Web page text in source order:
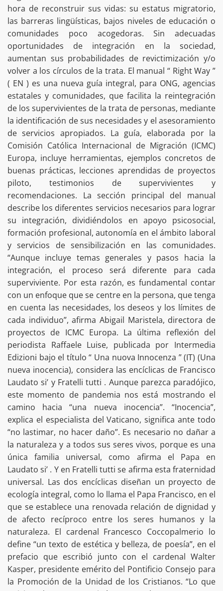
hora de reconstruir sus vidas: su estatus migratorio,
las barreras lingüísticas, bajos niveles de educación o
comunidades poco acogedoras. Sin adecuadas
oportunidades de integración en la sociedad,
aumentan sus probabilidades de revictimización y/o
volver a los círculos de la trata. El manual “ Right Way ”
( EN ) es una nueva guía integral, para ONG, agencias
estatales y comunidades, que facilita la reintegración
de los supervivientes de la trata de personas, mediante
la identificación de sus necesidades y el asesoramiento
de servicios apropiados. La guía, elaborada por la
Comisión Católica Internacional de Migración (ICMC)
Europa, incluye herramientas, ejemplos concretos de
buenas prácticas, lecciones aprendidas de proyectos
piloto, testimonios de supervivientes y
recomendaciones. La sección principal del manual
describe los diferentes servicios necesarios para lograr
su integración, dividiéndolos en apoyo psicosocial,
formación profesional, autonomía en el ámbito laboral
y servicios de sensibilización en las comunidades.
“Aunque incluye temas generales y pasos hacia la
integración, el proceso será diferente para cada
superviviente. Por esta razón, es fundamental contar
con un enfoque que se centre en la persona, que tenga
en cuenta las necesidades, los deseos y los límites de
cada individuo”, afirma Abigail Maristela, directora de
proyectos de ICMC Europa. La última reflexión del
periodista Raffaele Luise, publicada por Intermedia
Edizioni bajo el título “ Una nuova Innocenza ” (IT) (Una
nueva inocencia), considera las encíclicas de Francisco
Laudato si’ y Fratelli tutti . Aunque parezca paradójico,
este momento de pandemia nos está mostrando el
camino hacia “una nueva inocencia”. “Inocencia”,
explica el especialista del Vaticano, significa ante todo
“no lastimar, no hacer daño”. Es necesario no dañar a
la naturaleza y a todos sus seres vivos, porque es una
única familia universal, como afirma el Papa en
Laudato si’ . Y en Fratelli tutti se afirma esta fraternidad
universal. Las dos encíclicas diseñan un proyecto de
ecología integral, como lo llama el Papa Francisco, en el
que se establece una renovada relación de dignidad y
de afecto recíproco entre los seres humanos y la
naturaleza. El cardenal Francesco Coccopalmerio lo
define “un texto de estética y belleza, de poesía”, en el
prefacio que escribió junto con el cardenal Walter
Kasper, presidente emérito del Pontificio Consejo para
la Promoción de la Unidad de los Cristianos. “Lo que